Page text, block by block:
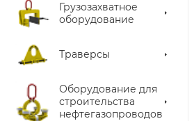
Грузозахватное
оборудование
Траверсы
Оборудование для
строительства
нефтегазопроводов